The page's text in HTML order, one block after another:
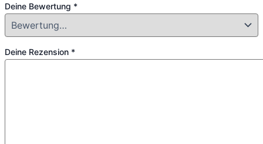
Deine Bewertung *
Deine Rezension *